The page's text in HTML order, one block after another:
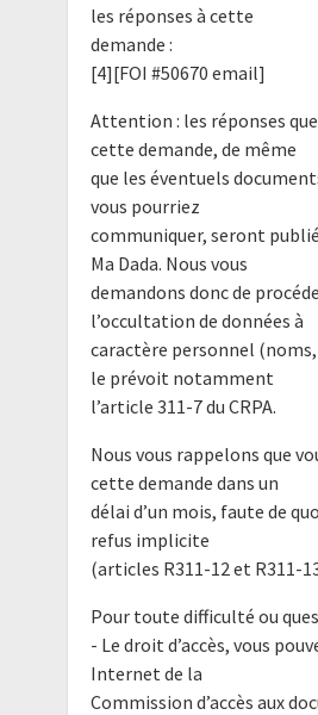
les réponses à cette
demande :
[4][FOI #50670 email]
Attention : les réponses
cette demande, de même
que les éventuels
vous pourriez
communiquer, seront
Ma Dada. Nous vous
demandons donc de
l’occultation de données à
caractère personnel
le prévoit notamment
l’article 311-7 du CRPA.
Nous vous rappelons que
cette demande dans un
délai d’un mois, faute de
refus implicite
(articles R311-12 et R311-
Pour toute difficulté ou
- Le droit d’accès, vous
Internet de la
Commission d’accès aux